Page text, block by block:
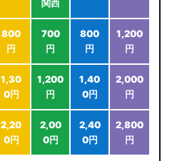
関西
800
円
700
円
800
円
1,200
円
1,30
0円
1,200
円
1,40
0円
2,000
円
2,20
0円
2,00
0円
2,40
0円
2,800
円